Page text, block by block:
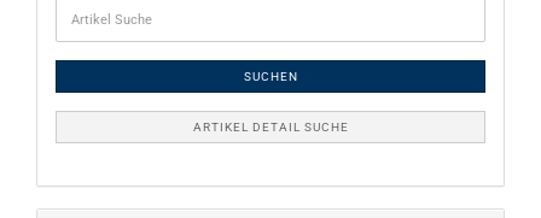
SUCHEN
ARTIKEL DETAIL SUCHE